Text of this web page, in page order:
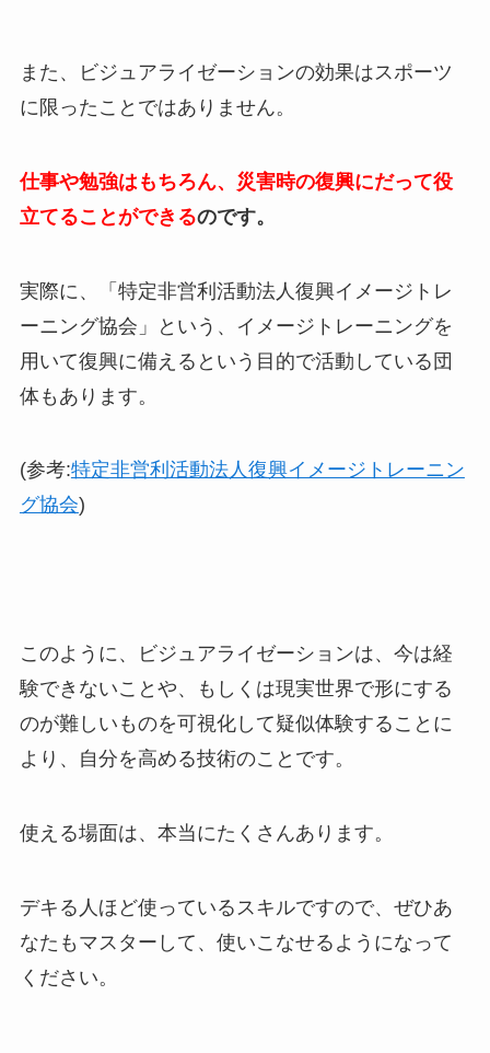
また、ビジュアライゼーションの効果はスポーツ
に限ったことではありません。
仕事や勉強はもちろん、災害時の復興にだって役
立てることができるのです。
実際に、「特定非営利活動法人復興イメージトレ
ーニング協会」という、イメージトレーニングを
用いて復興に備えるという目的で活動している団
体もあります。
(参考:特定非営利活動法人復興イメージトレーニン
グ協会)
このように、ビジュアライゼーションは、今は経
験できないことや、もしくは現実世界で形にする
のが難しいものを可視化して疑似体験することに
より、自分を高める技術のことです。
使える場面は、本当にたくさんあります。
デキる人ほど使っているスキルですので、ぜひあ
なたもマスターして、使いこなせるようになって
ください。